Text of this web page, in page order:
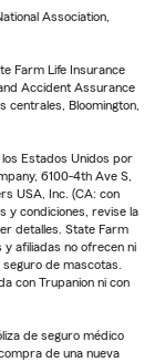
Association,
Farm Life Insurance
Accident Assurance
centrales, Bloomington,
Estados Unidos por
6100-4th Ave S,
USA, Inc. (CA: con
y condiciones, revise la
detalles. State Farm
afiliadas no ofrecen ni
de mascotas.
con Trupanion ni con
de seguro médico
de una nueva